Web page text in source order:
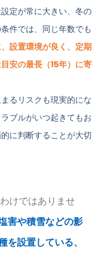
定が常に大きい、冬の
件では、同じ年数でも
設置環境が良く、定期
安の最長（15年）に寄
るリスクも現実的にな
ブルがいつ起きてもお
に判断することが大切
けではありませ
害や積雪などの影
設置している、